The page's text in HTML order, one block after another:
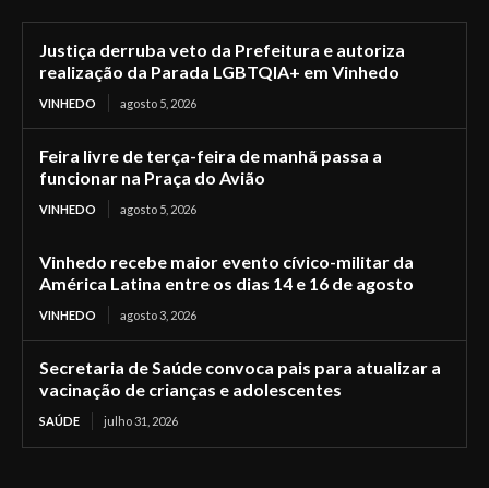
Justiça derruba veto da Prefeitura e autoriza
realização da Parada LGBTQIA+ em Vinhedo
VINHEDO agosto 5, 2026
Feira livre de terça-feira de manhã passa a
funcionar na Praça do Avião
VINHEDO agosto 5, 2026
Vinhedo recebe maior evento cívico-militar da
América Latina entre os dias 14 e 16 de agosto
VINHEDO agosto 3, 2026
Secretaria de Saúde convoca pais para atualizar a
vacinação de crianças e adolescentes
SAÚDE julho 31, 2026